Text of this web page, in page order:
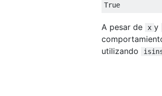
True
A pesar de x y
utilizando